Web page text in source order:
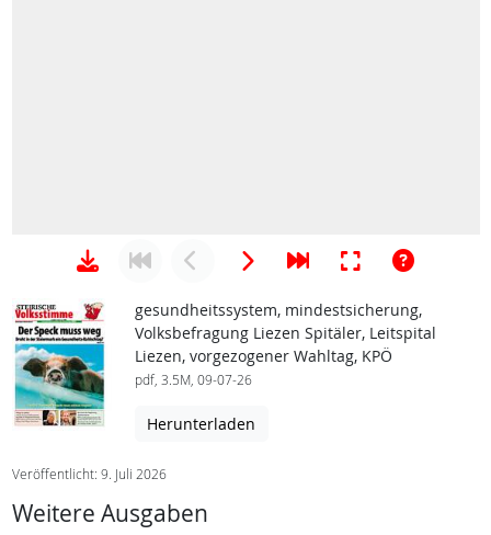
gesundheitssystem, mindestsicherung,
Volksbefragung Liezen Spitäler, Leitspital
Liezen, vorgezogener Wahltag, KPÖ
pdf, 3.5M, 09-07-26
Herunterladen
Veröffentlicht: 9. Juli 2026
Weitere Ausgaben